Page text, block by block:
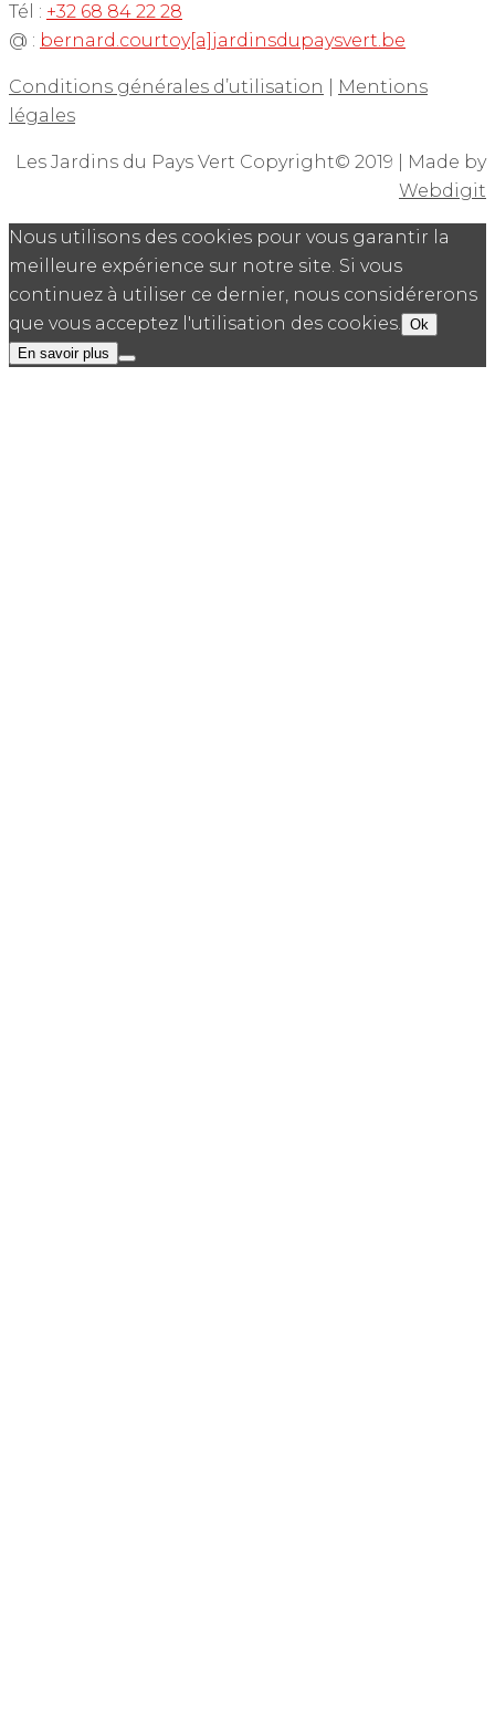
Tél : +32 68 84 22 28
@ : bernard.courtoy[a]jardinsdupaysvert.be
Conditions générales d’utilisation
Mentions
légales
Les Jardins du Pays Vert Copyright© 2019 | Made by
Webdigit
Nous utilisons des cookies pour vous garantir la
meilleure expérience sur notre site. Si vous
continuez à utiliser ce dernier, nous considérerons
que vous acceptez l'utilisation des cookies. Ok
En savoir plus